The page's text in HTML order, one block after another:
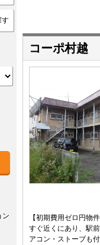
コーポ村越
【初期費用ゼロ円物
すぐ近くにあり、駅
アコン・ストーブも
す
ン